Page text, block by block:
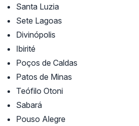
Santa Luzia
Sete Lagoas
Divinópolis
Ibirité
Poços de Caldas
Patos de Minas
Teófilo Otoni
Sabará
Pouso Alegre